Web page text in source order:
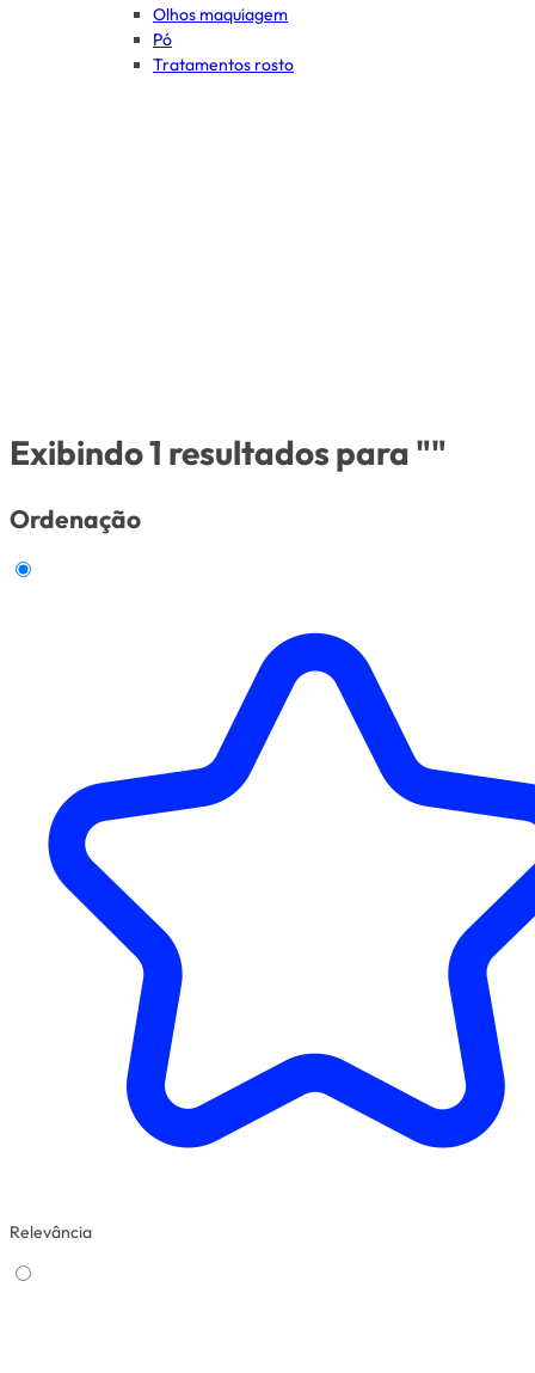
Olhos maquiagem
Pó
Tratamentos rosto
Exibindo 1 resultados para ""
Ordenação
Relevância